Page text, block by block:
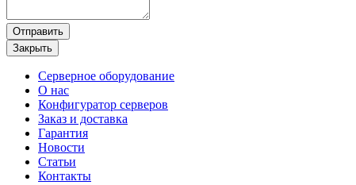
Отправить
Закрыть
Серверное оборудование
О нас
Конфигуратор серверов
Заказ и доставка
Гарантия
Новости
Статьи
Контакты